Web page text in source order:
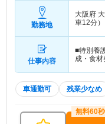
勤務地
大阪府
車12分）
仕事内容
■特別養
成・食
車通勤可 残業少なめ